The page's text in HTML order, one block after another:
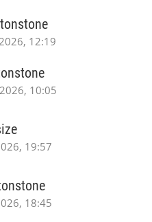
12:19
10:05
19:57
18:45